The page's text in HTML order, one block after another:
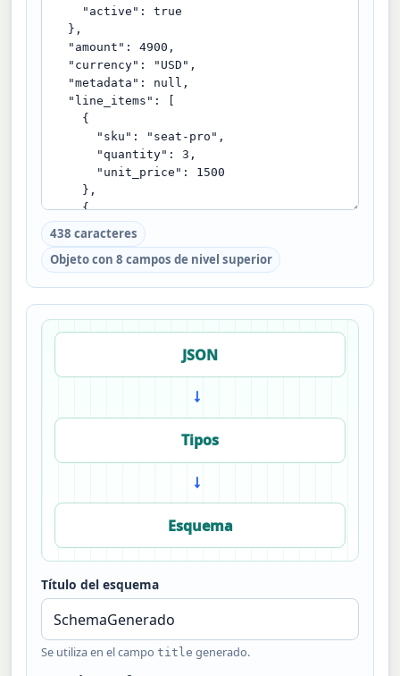
438 caracteres
Objeto con 8 campos de nivel superior
JSON
→
Tipos
→
Esquema
Título del esquema
Se utiliza en el campotitle generado.